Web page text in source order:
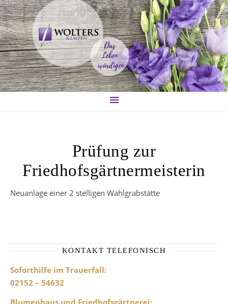
Prüfung zur
Friedhofsgärtnermeisterin
Neuanlage einer 2 stelligen Wahlgrabstätte
KONTAKT TELEFONISCH
Soforthilfe im Trauerfall:
02152 – 54632
Blumenhaus und Friedhofsgärtnerei: